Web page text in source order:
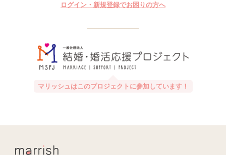
ログイン・新規登録でお困りの方へ
マリッシュはこのプロジェクトに参加しています！